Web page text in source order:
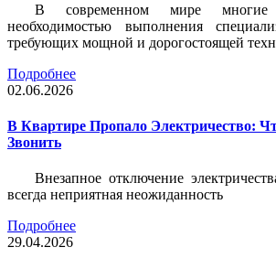
В современном мире многие
необходимостью выполнения
требующих мощной и дорогостоящей
Подробнее
02.06.2026
В Квартире Пропало Электричество:
Звонить
Внезапное отключение
всегда неприятная неожиданность
Подробнее
29.04.2026